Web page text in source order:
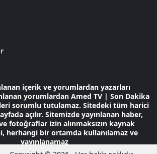
içerik ve yorumlardan yazarları
yorumlardan Amed TV | Son Dakika
sorumlu tutulamaz. Sitedeki tüm harici
açılır. Sitemizde yayınlanan haber,
fotoğraflar izin alınmaksızın kaynak
herhangi bir ortamda kullanılamaz ve
yayınlanamaz